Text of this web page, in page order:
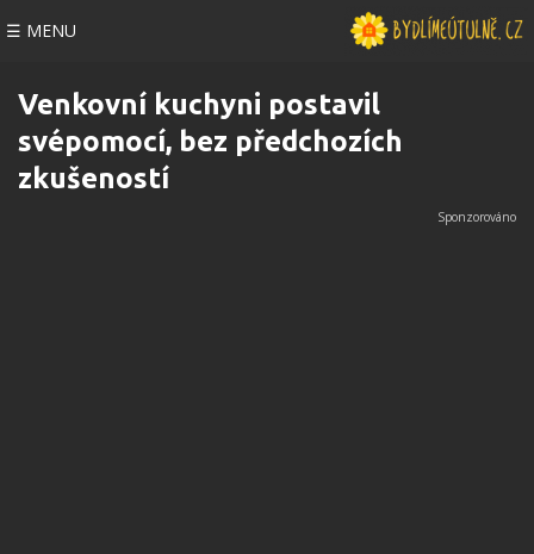
☰ MENU
Venkovní kuchyni postavil
svépomocí, bez předchozích
zkušeností